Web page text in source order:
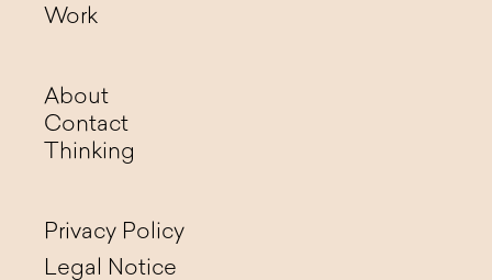
Work
About
Contact
Thinking
Privacy Policy
Legal Notice